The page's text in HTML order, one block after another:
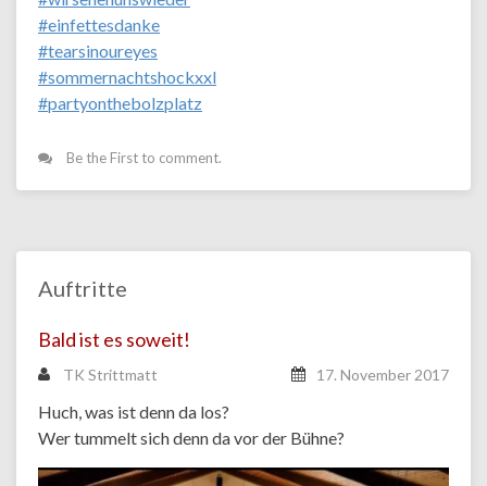
#einfettesdanke
#tearsinoureyes
#sommernachtshockxxl
#partyonthebolzplatz
Be the First to comment.
Auftritte
Bald ist es soweit!
TK Strittmatt 17. November 2017
Huch, was ist denn da los?
Wer tummelt sich denn da vor der Bühne?